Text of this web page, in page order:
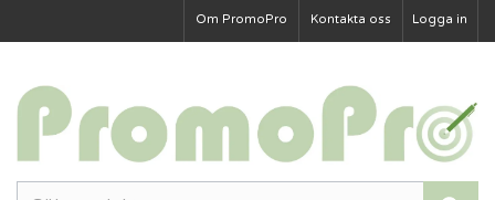
Logga in
Kontakta oss
Om PromoPro